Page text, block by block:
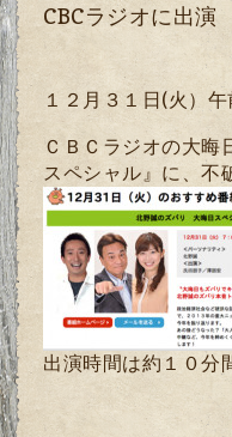
CBCラジオに出演
１２月３１日(火）
ＣＢＣラジオの大晦
スペシャル』に、
出演時間は約１０分